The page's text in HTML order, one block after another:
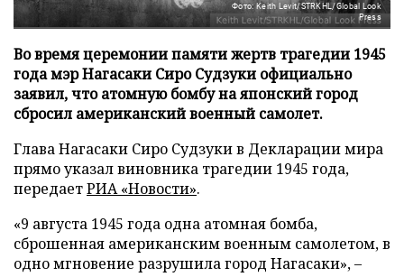
Фото: Keith Levit/STRKHL/Global Look
Press
Во время церемонии памяти жертв трагедии 1945
года мэр Нагасаки Сиро Судзуки официально
заявил, что атомную бомбу на японский город
сбросил американский военный самолет.
Глава Нагасаки Сиро Судзуки в Декларации мира
прямо указал виновника трагедии 1945 года,
передаетРИА «Новости».
«9 августа 1945 года одна атомная бомба,
сброшенная американским военным самолетом, в
одно мгновение разрушила город Нагасаки», –